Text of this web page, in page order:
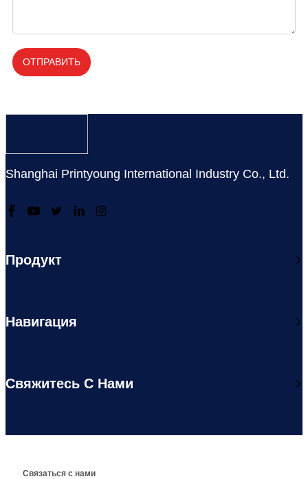
ОТПРАВИТЬ
Shanghai Printyoung International Industry Co., Ltd.
Продукт
Навигация
Свяжитесь С Нами
Связаться с нами